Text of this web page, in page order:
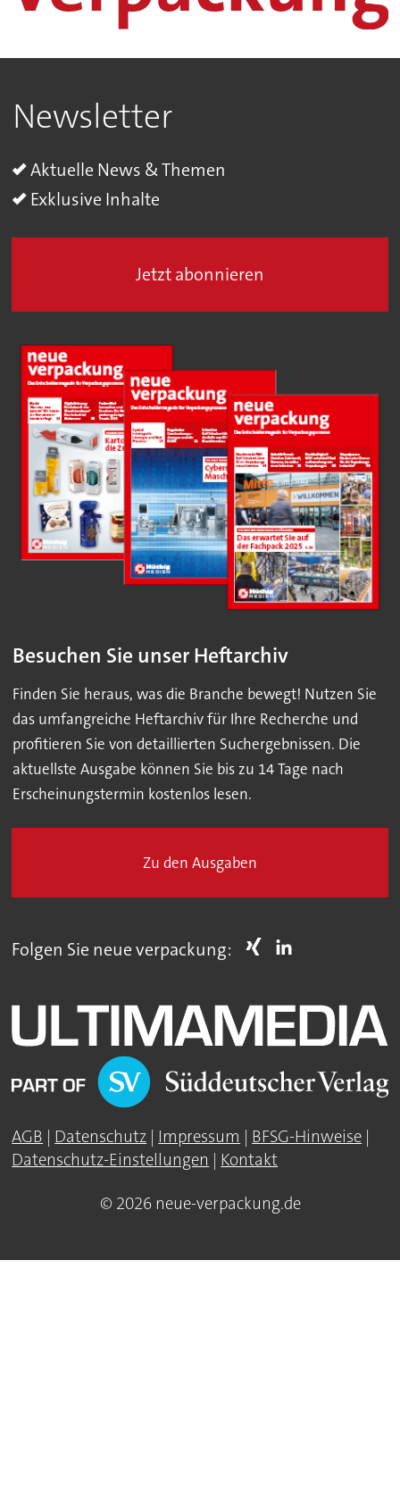
Newsletter
Aktuelle News & Themen
Exklusive Inhalte
Jetzt abonnieren
Besuchen Sie unser Heftarchiv
Finden Sie heraus, was die Branche bewegt! Nutzen Sie
das umfangreiche Heftarchiv für Ihre Recherche und
profitieren Sie von detaillierten Suchergebnissen. Die
aktuellste Ausgabe können Sie bis zu 14 Tage nach
Erscheinungstermin kostenlos lesen.
Zu den Ausgaben
Folgen Sie neue verpackung:
AGB | Datenschutz | Impressum | BFSG-Hinweise |
Datenschutz-Einstellungen | Kontakt
© 2026 neue-verpackung.de